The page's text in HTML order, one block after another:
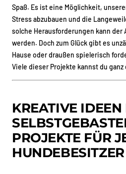
Spaß. Es ist eine Möglichkeit,
Stress abzubauen und die
solche Herausforderungen kann der
werden. Doch zum Glück gibt es
Hause oder draußen spielerisch
Viele dieser Projekte kannst du
KREATIVE IDEEN
PROJEKTE FÜR
HUNDEBESITZER